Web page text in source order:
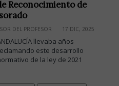
Reconocimiento de
DEL PROFESOR 17 DIC, 2025
llevaba años
este desarrollo
de la ley de 2021